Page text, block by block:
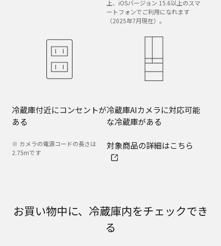
上、iOSバージョン 15.6以上のスマ
ートフォンでご利用になれます
（2025年7月現在）。
冷蔵庫付近にコンセントが
ある
※ カメラの電源コードの長さは
2.75mです
冷蔵庫AIカメラに対応可能
な冷蔵庫がある
対象商品の詳細はこちら
お買い物中に、冷蔵庫内をチェックでき
る